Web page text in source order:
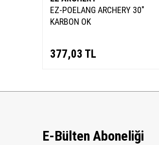
EZ-POELANG ARCHERY 30"
KARBON OK
377,03 TL
E-Bülten Aboneliği